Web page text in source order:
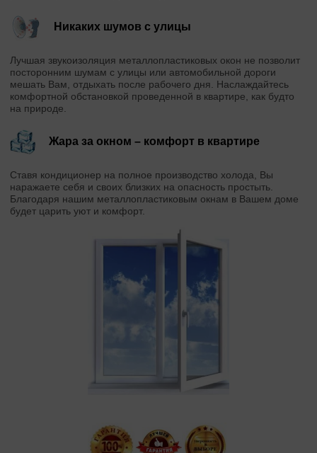
Никаких шумов с улицы
Лучшая звукоизоляция металлопластиковых окон не позволит
посторонним шумам с улицы или автомобильной дороги
мешать Вам, отдыхать после рабочего дня. Наслаждайтесь
комфортной обстановкой проведенной в квартире, как будто
на природе.
Жара за окном – комфорт в квартире
Ставя кондиционер на полное производство холода, Вы
наражаете себя и своих близких на опасность простыть.
Благодаря нашим металлопластиковым окнам в Вашем доме
будет царить уют и комфорт.